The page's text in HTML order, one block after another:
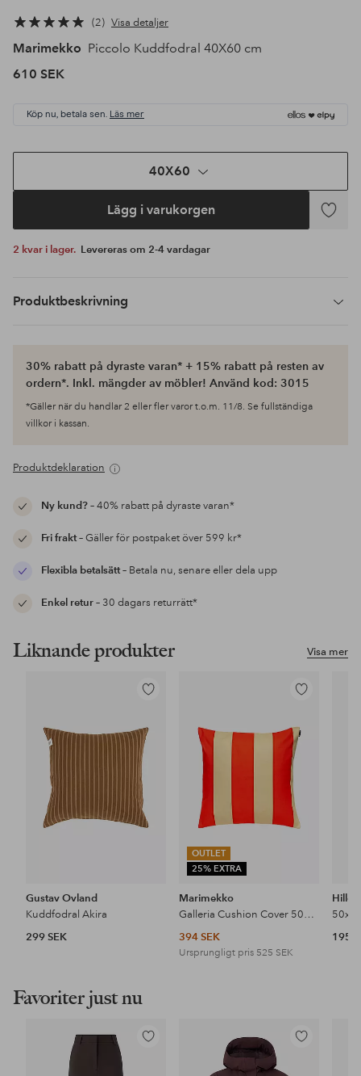
2 Visa detaljer
Marimekko Piccolo Kuddfodral 40X60 cm
610 SEK
Köp nu, betala sen. Läs mer
40X60
Lägg i varukorgen
Lägg
2 kvar i lager. Levereras om 2-4 vardagar
Produktbeskrivning
30% rabatt på dyraste varan* + 15% rabatt på resten av
ordern*. Inkl. mängder av möbler! Använd kod: 3015
*Gäller när du handlar 2 eller fler varor t.o.m. 11/8. Se fullständiga
villkor i kassan.
Produktdeklaration
Ny kund?– 40% rabatt på dyraste varan*
Fri frakt– Gäller för postpaket över 599 kr*
Flexibla betalsätt– Betala nu, senare eller dela upp
Enkel retur– 30 dagars returrätt*
Visa mer
Liknande produkter
Lägg
i
favoriter
Gustav Ovland
Kuddfodral Akira
299 SEK
OUTLET
25% EXTRA
Lägg
i
favoriter
Marimekko
Galleria Cushion Cover 50X50
394 SEK
Ursprungligt pris 525 SEK
195
Favoriter just nu
Lägg
Lägg